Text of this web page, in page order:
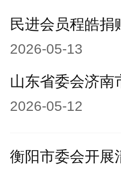
民进会员程皓捐
2026-05-13
山东省委会济南
2026-05-12
衡阳市委会开展